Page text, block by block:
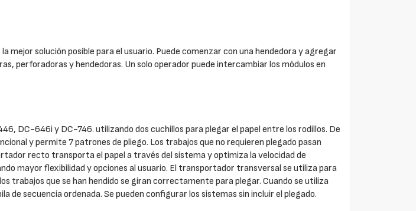
solución posible para el usuario. Puede comenzar con una hendedora y agregar
perforadoras y hendedoras. Un solo operador puede intercambiar los módulos en
DC-646i y DC-746. utilizando dos cuchillos para plegar el papel entre los rodillos. De
y permite 7 patrones de pliego. Los trabajos que no requieren plegado pasan
recto transporta el papel a través del sistema y optimiza la velocidad de
mayor flexibilidad y opciones al usuario. El transportador transversal se utiliza para
trabajos que se han hendido se giran correctamente para plegar. Cuando se utiliza
de secuencia ordenada. Se pueden configurar los sistemas sin incluir el plegado.